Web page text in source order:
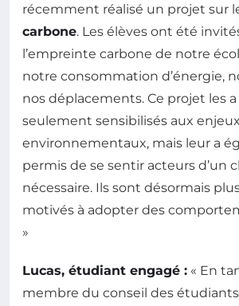
récemment réalisé un projet sur
carbone. Les élèves ont été
l’empreinte carbone de notre
notre consommation d’énergie,
nos déplacements. Ce projet les
seulement sensibilisés aux enjeux
environnementaux, mais leur a
permis de se sentir acteurs d’un
nécessaire. Ils sont désormais
motivés à adopter des
»
Lucas, étudiant engagé : « En
membre du conseil des étudiants,